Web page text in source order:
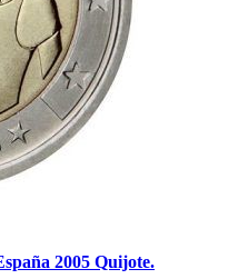
2005 Quijote.